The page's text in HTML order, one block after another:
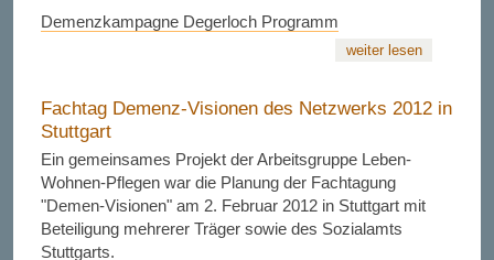
Demenzkampagne Degerloch Programm
weiter lesen
Fachtag Demenz-Visionen des Netzwerks 2012 in
Stuttgart
Ein gemeinsames Projekt der Arbeitsgruppe Leben-
Wohnen-Pflegen war die Planung der Fachtagung
"Demen-Visionen" am 2. Februar 2012 in Stuttgart mit
Beteiligung mehrerer Träger sowie des Sozialamts
Stuttgarts.